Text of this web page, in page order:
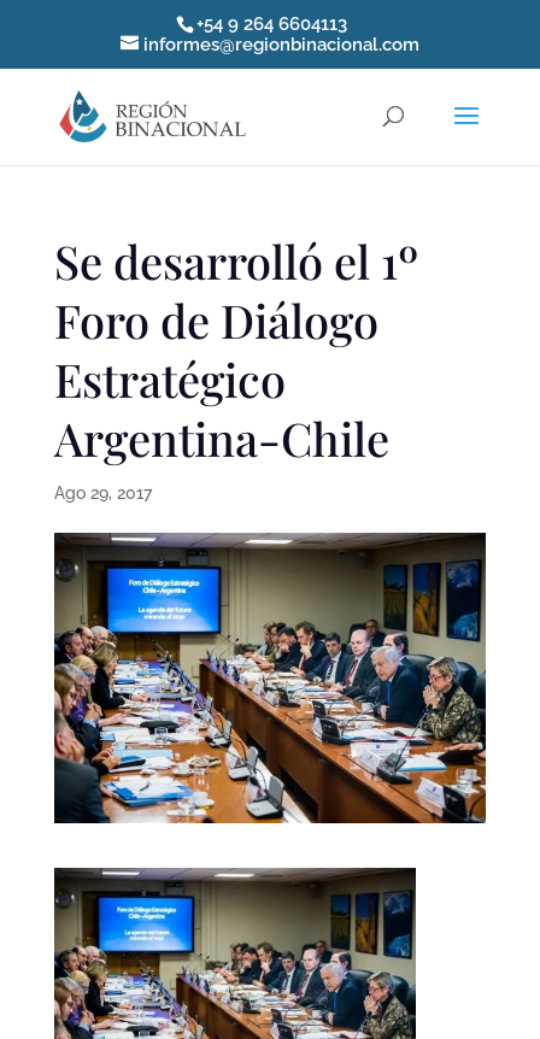
+54 9 264 6604113
informes@regionbinacional.com
Se desarrolló el 1º
Foro de Diálogo
Estratégico
Argentina-Chile
Ago 29, 2017